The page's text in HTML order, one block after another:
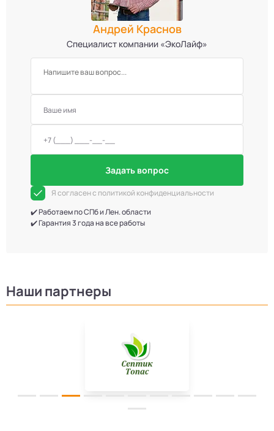
Андрей Краснов
Специалист компании «ЭкоЛайф»
Задать вопрос
Я согласен с политикой конфиденциальности
✔️ Работаем по СПб и Лен. области
✔️ Гарантия 3 года на все работы
Наши партнеры